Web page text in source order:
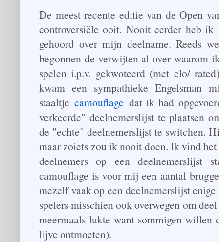
De meest recente editie van de Open
controversiële ooit. Nooit eerder heb ik
gehoord over mijn deelname. Reeds
begonnen de verwijten al over waarom
spelen i.p.v. gekwoteerd (met elo/
kwam een sympathieke Engelsman
staaltjecamouflage dat ik had
verkeerde" deelnemerslijst te plaatsen
de "echte" deelnemerslijst te switchen.
maar zoiets zou ik nooit doen. Ik vind
deelnemers op een deelnemerslijst
camouflage is voor mij een aantal
mezelf vaak op een deelnemerslijst
spelers misschien ook overwegen om
meermaals lukte want sommigen willen
lijve ontmoeten).